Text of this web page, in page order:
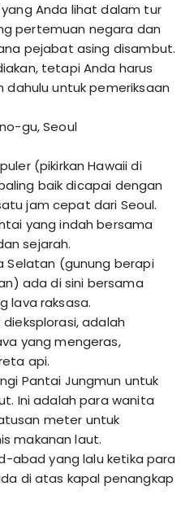
Anda lihat dalam tur
pertemuan negara dan
pejabat asing disambut.
tetapi Anda harus
untuk pemeriksaan
gu, Seoul
(pikirkan Hawaii di
baik dicapai dengan
jam cepat dari Seoul.
yang indah bersama
sejarah.
Selatan (gunung berapi
ada di sini bersama
lava raksasa.
adalah
yang mengeras,
api.
Pantai Jungmun untuk
Ini adalah para wanita
meter untuk
makanan laut.
abad yang lalu ketika para
di atas kapal penangkap